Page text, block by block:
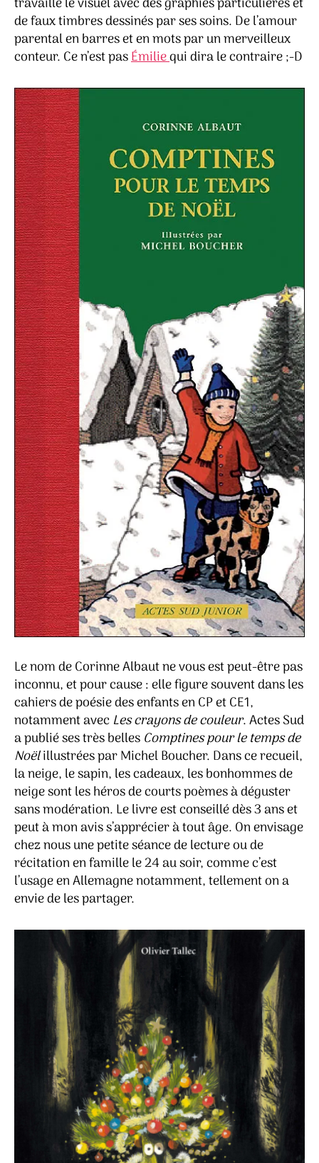
de faux timbres dessinés par ses soins. De l’amour
parental en barres et en mots par un merveilleux
conteur. Ce n’est pasÉmiliequi dira le contraire ;-D
Le nom de Corinne Albaut ne vous est peut-être pas
inconnu, et pour cause : elle figure souvent dans les
cahiers de poésie des enfants en CP et CE1,
notamment avec Les crayons de couleur. Actes Sud
a publié ses très belles Comptines pour le temps de
Noëlillustrées par Michel Boucher. Dans ce recueil,
la neige, le sapin, les cadeaux, les bonhommes de
neige sont les héros de courts poèmes à déguster
sans modération. Le livre est conseillé dès 3 ans et
peut à mon avis s’apprécier à tout âge. On envisage
chez nous une petite séance de lecture ou de
récitation en famille le 24 au soir, comme c’est
l’usage en Allemagne notamment, tellement on a
envie de les partager.